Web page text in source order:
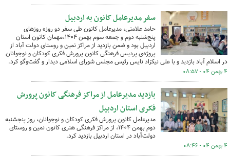
سفر مدیرعامل کانون به اردبیل
حامد علامتی، مدیرعامل کانون طی سفر دو روزه روزهای
پنج‌شنبه دوم و جمعه سوم بهمن ۱۴۰۴،مهمان کانون استان
اردبیل بود و ضمن بازدید از مراکز نمین و روستای دولت آباد از
پروژه‌ی پردیس فرهنگی کانون پرورش فکری کودکان و نوجوانان
در اسلام آباد بازدید و با علی نیکزاد نایس رئیس مجلس شورای اسلامی دیدار و گفت‌وگو کرد.
۴ بهمن ۰۴ - ۰۸:۵۷
بازدید مدیرعامل از مراکز فرهنگی کانون پرورش
فکری استان اردبیل
مدیرعامل کانون پرورش فکری کودکان و نوجوانان، روز پنجشنبه
دوم بهمن‌ ۱۴۰۴، از مراکز فرهنگی هنری کانون نمین و روستای
دولت‌آباد در استان اردبیل بازدید کرد.
۴ بهمن ۰۴ - ۰۸:۴۶